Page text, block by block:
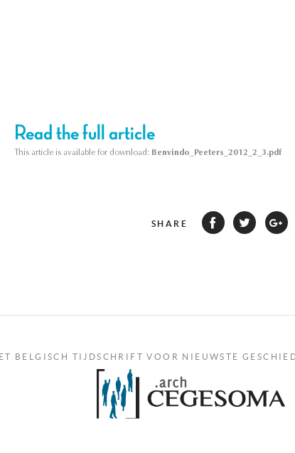
Read the full article
This article is available for download: Benvindo_Peeters_2012_2_3.pdf
SHARE
BELGISCH TIJDSCHRIFT VOOR NIEUWSTE